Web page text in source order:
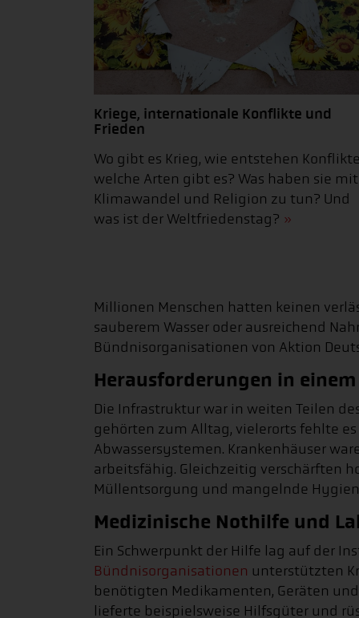
Kriege, internationale Konflikte und
Frieden
Wo gibt es Krieg, wie entstehen
welche Arten gibt es? Was haben sie mit
Klimawandel und Religion zu tun? Und
was ist der Weltfriedenstag?
Millionen Menschen hatten keinen
sauberem Wasser oder ausreichend
Bündnisorganisationen von Aktion
Herausforderungen in
Die Infrastruktur war in weiten Teilen
gehörten zum Alltag, vielerorts fehlte
Abwassersystemen. Krankenhäuser
arbeitsfähig. Gleichzeitig verschärften
Müllentsorgung und mangelnde
Medizinische Nothilfe und
Ein Schwerpunkt der Hilfe lag auf der
Bündnisorganisationen unterstützten
benötigten Medikamenten, Geräten und
lieferte beispielsweise Hilfsgüter und